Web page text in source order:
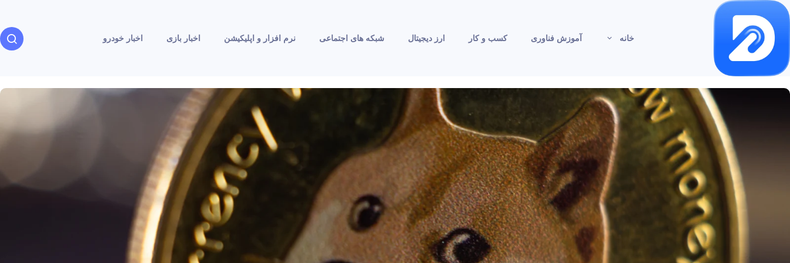
خانه آموزش فناوری کسب و کار ارز دیجیتال شبکه های اجتماعی نرم افزار و اپلیکیشن اخبار بازی اخبار خودرو